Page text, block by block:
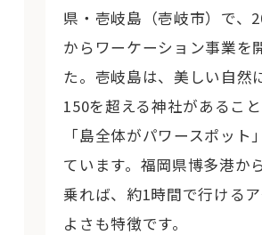
県・壱岐島（壱岐市）で、
からワーケーション事業を
た。壱岐島は、美しい自然
150を超える神社があるこ
「島全体がパワースポット
ています。福岡県博多港か
乗れば、約1時間で行ける
よさも特徴です。